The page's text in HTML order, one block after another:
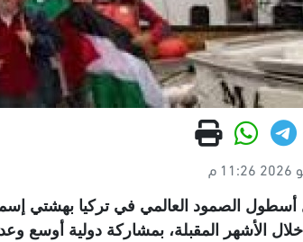
أسطول الصمود العالمي في تركيا بهشتي
الأشهر المقبلة، بمشاركة دولية أوسع